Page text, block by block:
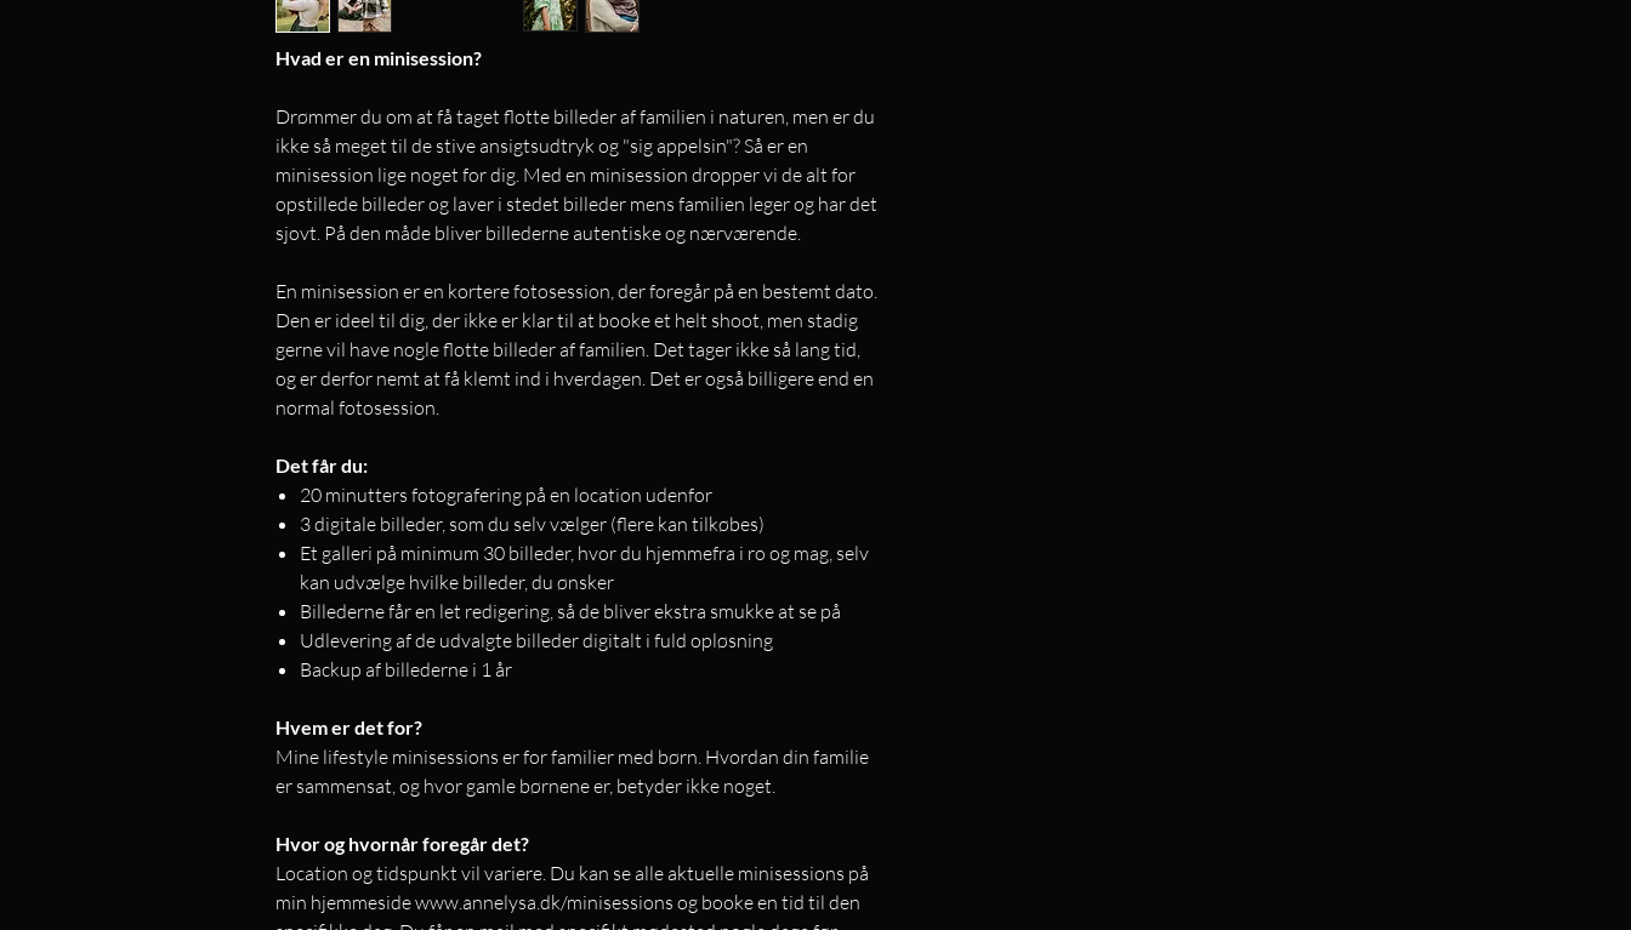
Hvad er en minisession?
Drømmer du om at få taget flotte billeder af familien i naturen, men er du
ikke så meget til de stive ansigtsudtryk og "sig appelsin"? Så er en
minisession lige noget for dig. Med en minisession dropper vi de alt for
opstillede billeder og laver i stedet billeder mens familien leger og har det
sjovt. På den måde bliver billederne autentiske og nærværende.
En minisession er en kortere fotosession, der foregår på en bestemt dato.
Den er ideel til dig, der ikke er klar til at booke et helt shoot, men stadig
gerne vil have nogle flotte billeder af familien. Det tager ikke så lang tid,
og er derfor nemt at få klemt ind i hverdagen. Det er også billigere end en
normal fotosession.
Det får du:
20 minutters fotografering på en location udenfor
3 digitale billeder, som du selv vælger (flere kan tilkøbes)
Et galleri på minimum 30 billeder, hvor du hjemmefra i ro og mag, selv
kan udvælge hvilke billeder, du ønsker
Billederne får en let redigering, så de bliver ekstra smukke at se på
Udlevering af de udvalgte billeder digitalt i fuld opløsning
Backup af billederne i 1 år
Hvem er det for?
Mine lifestyle minisessions er for familier med børn. Hvordan din familie
er sammensat, og hvor gamle børnene er, betyder ikke noget.
Hvor og hvornår foregår det?
Location og tidspunkt vil variere. Du kan se alle aktuelle minisessions på
min hjemmeside www.annelysa.dk/minisessions og booke en tid til den